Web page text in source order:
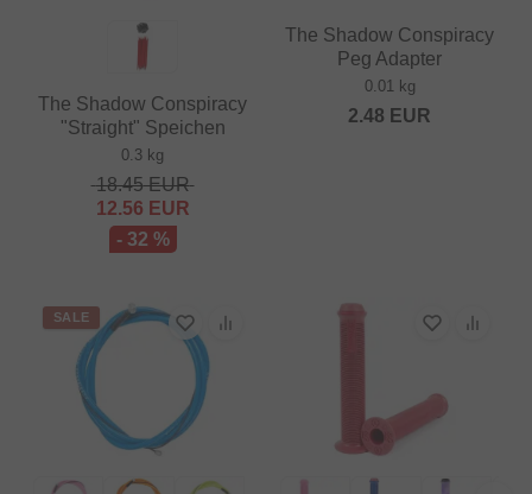
The Shadow Conspiracy
"Straight" Speichen
0.3 kg
18.45EUR
12.56 EUR
- 32 %
The Shadow Conspiracy
Peg Adapter
0.01 kg
2.48 EUR
SALE